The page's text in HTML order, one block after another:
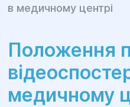
в медичному центрі
Положення
медичному